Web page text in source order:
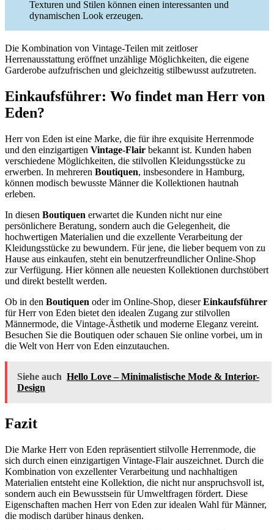
Texturen und Stilen können einen interessanten und
dynamischen Look erzeugen.
Die Kombination von Vintage-Teilen mit zeitloser
Herrenausstattung eröffnet unzählige Möglichkeiten, die eigene
Garderobe aufzufrischen und gleichzeitig stilbewusst aufzutreten.
Einkaufsführer: Wo findet man Herr von
Eden?
Herr von Eden ist eine Marke, die für ihre exquisite Herrenmode
und den einzigartigen Vintage-Flair bekannt ist. Kunden haben
verschiedene Möglichkeiten, die stilvollen Kleidungsstücke zu
erwerben. In mehreren Boutiquen, insbesondere in Hamburg,
können modisch bewusste Männer die Kollektionen hautnah
erleben.
In diesen Boutiquen erwartet die Kunden nicht nur eine
persönlichere Beratung, sondern auch die Gelegenheit, die
hochwertigen Materialien und die exzellente Verarbeitung der
Kleidungsstücke zu bewundern. Für jene, die lieber bequem von zu
Hause aus einkaufen, steht ein benutzerfreundlicher Online-Shop
zur Verfügung. Hier können alle neuesten Kollektionen durchstöbert
und direkt bestellt werden.
Ob in den Boutiquen oder im Online-Shop, dieserEinkaufsführer
für Herr von Eden bietet den idealen Zugang zur stilvollen
Männermode, die Vintage-Ästhetik und moderne Eleganz vereint.
Besuchen Sie die Boutiquen oder schauen Sie online vorbei, um in
die Welt von Herr von Eden einzutauchen.
Siehe auch Hello Love – Minimalistische Mode & Interior-
Design
Fazit
Die Marke Herr von Eden repräsentiert stilvolle Herrenmode, die
sich durch einen einzigartigen Vintage-Flair auszeichnet. Durch die
Kombination von exzellenter Verarbeitung und nachhaltigen
Materialien entsteht eine Kollektion, die nicht nur anspruchsvoll ist,
sondern auch ein Bewusstsein für Umweltfragen fördert. Diese
Eigenschaften machen Herr von Eden zur idealen Wahl für Männer,
die modisch darüber hinaus denken.